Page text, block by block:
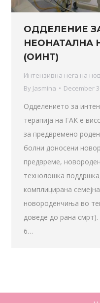
ОДДЕЛЕНИЕ
НЕОНАТАЛНА
(ОИНТ)
Интензивна нега на
By Jasmina December
Одделението за
терапија на ГАК е
за предвремено
болни доносени
предвреме,
технолошка
комплицирана
новороденчиња во
доведе до рана
6…